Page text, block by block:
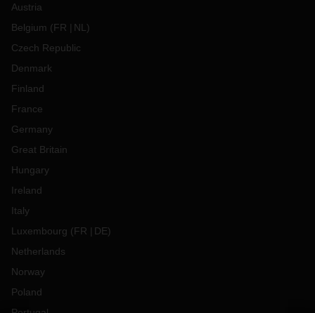
Austria
Belgium (FR NL )
Czech Republic
Denmark
Finland
France
Germany
Great Britain
Hungary
Ireland
Italy
Luxembourg (FR DE)
Netherlands
Norway
Poland